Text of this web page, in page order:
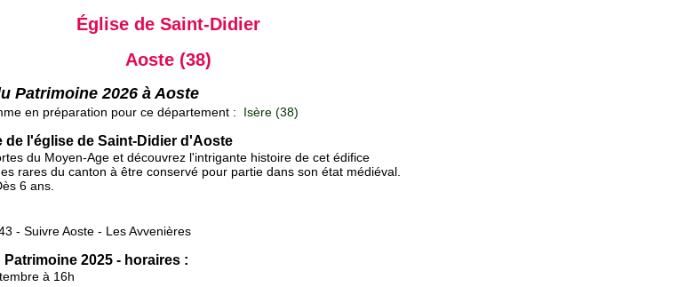
Église de Saint-Didier
Aoste (38)
Patrimoine 2026 à Aoste
en préparation pour ce département : Isère (38)
de l'église de Saint-Didier d'Aoste
du Moyen-Age et découvrez l'intrigante histoire de cet édifice
rares du canton à être conservé pour partie dans son état médiéval.
6 ans.
- Suivre Aoste - Les Avvenières
2025 - horaires :
à 16h